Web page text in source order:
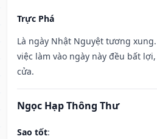
Trực Phá
Là ngày Nhật Nguyệt tương
việc làm vào ngày này đều bất
cửa.
Ngọc Hạp Thông Thư
Sao tốt: